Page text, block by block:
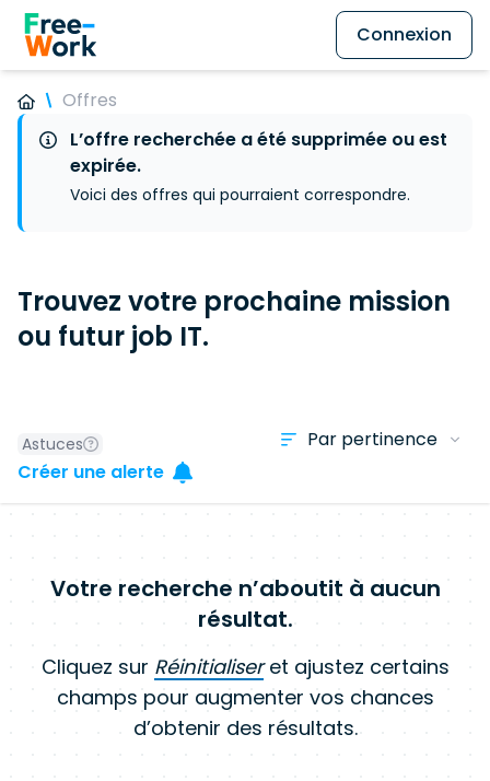
Connexion
Offres
L’offre recherchée a été supprimée ou est
expirée.
Voici des offres qui pourraient correspondre.
Trouvez votre prochaine mission
ou futur job IT.
Astuces
Créer une alerte
Votre recherche n’aboutit à aucun
résultat.
Cliquez sur Réinitialiseret ajustez certains
champs pour augmenter vos chances
d’obtenir des résultats.